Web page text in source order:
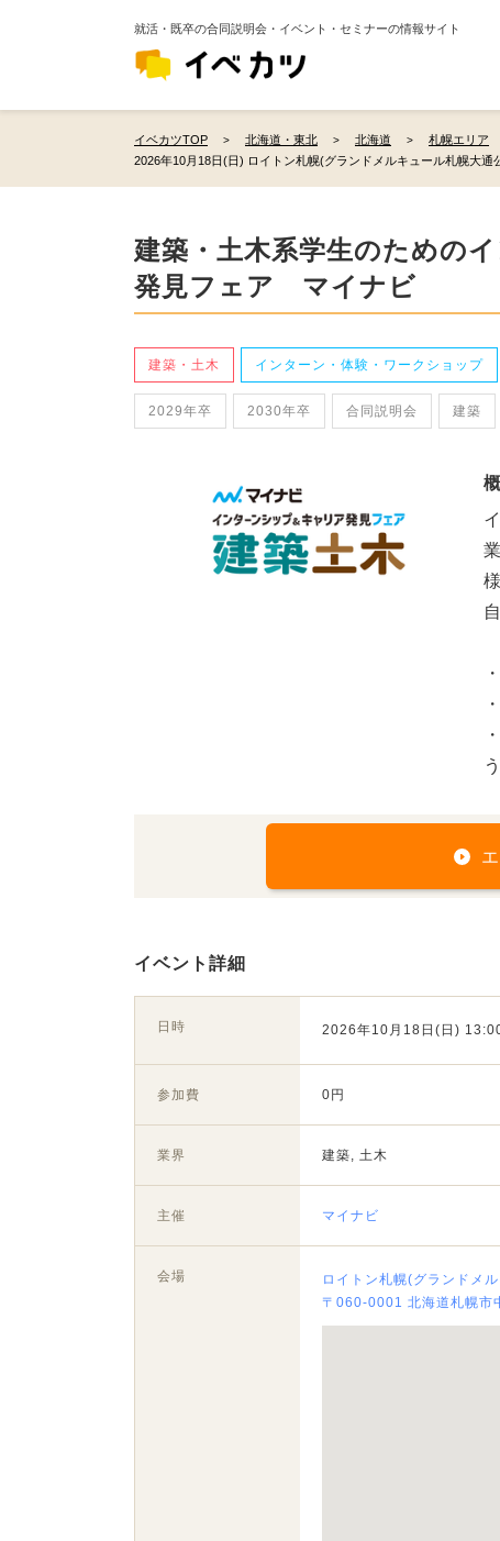
就活・既卒の合同説明会・イベント・セミナーの情報サイト
イベカツTOP 北海道・東北 北海道 札幌エリア
2026年10月18日(日) ロイトン札幌(グランドメルキュール札幌大通
建築・土木系学生のための
発見フェア マイナビ
建築・土木 インターン・体験・ワークショップ
2029年卒 2030年卒 合同説明会 建築
イベント詳細
日時 2026年10月18日(日)
参加費 0円
業界 建築, 土木
主催 マイナビ
会場
ロイトン札幌(グランドメ
〒060-0001 北海道札幌市